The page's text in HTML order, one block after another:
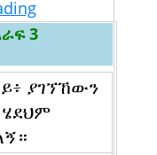
3
ያገኘኸውን